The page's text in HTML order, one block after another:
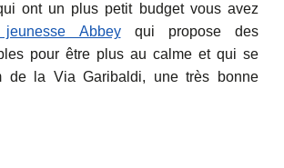
ont un plus petit budget vous avez
Abbeyqui propose des
pour être plus au calme et qui se
de la Via Garibaldi, une très bonne